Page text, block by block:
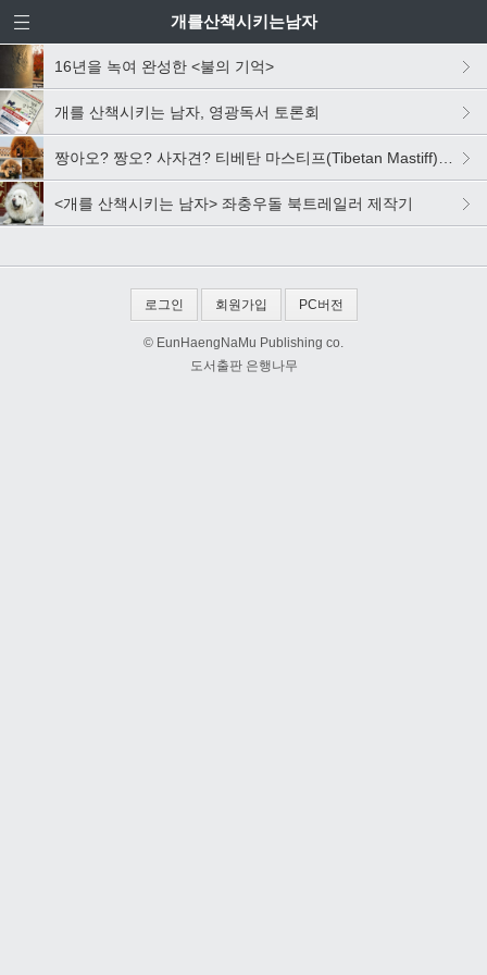
개를산책시키는남자
16년을 녹여 완성한 <불의 기억>
개를 산책시키는 남자, 영광독서 토론회
짱아오? 짱오? 사자견? 티베탄 마스티프(Tibetan Mastiff)입니다
<개를 산책시키는 남자> 좌충우돌 북트레일러 제작기
로그인 회원가입 PC버전
© EunHaengNaMu Publishing co.
도서출판 은행나무